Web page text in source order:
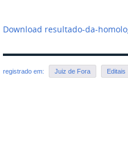
Download resultado-da-
registrado em: Juiz de Fora Editais